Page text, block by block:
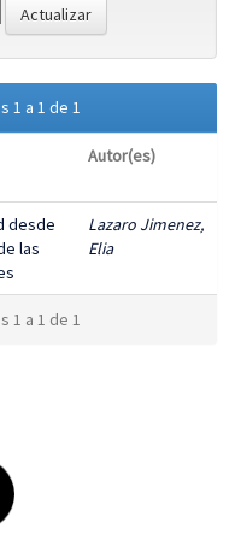
1 a 1 de 1
Autor(es)
desde
las
Lazaro Jimenez,
Elia
1 a 1 de 1